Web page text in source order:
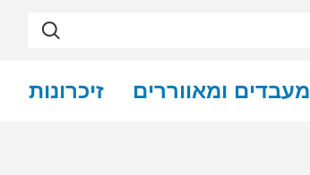
מעבדים ומאווררים זיכרונות